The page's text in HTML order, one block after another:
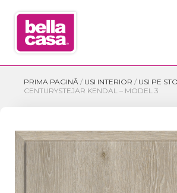
PRIMA PAGINĂ / USI INTERIOR / USI PE
CENTURYSTEJAR KENDAL – MODEL 3